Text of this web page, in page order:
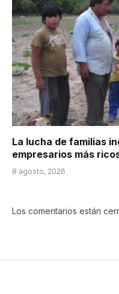
La lucha de familias
empresarios más
8 agosto, 2026
Los comentarios están